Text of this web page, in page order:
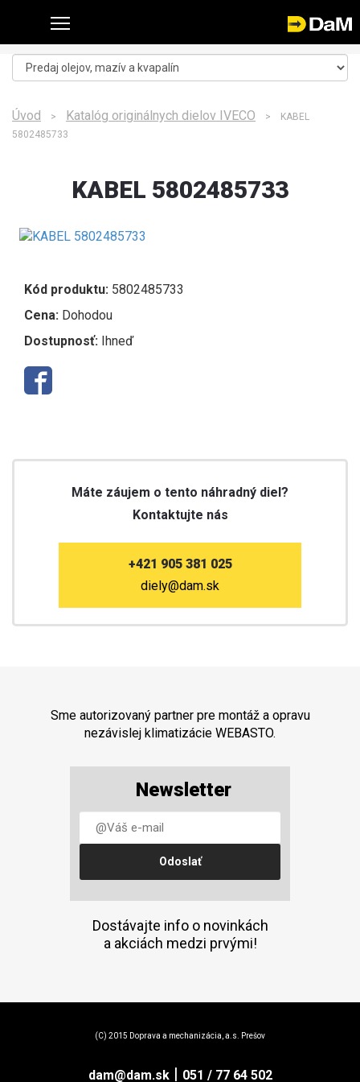
Úvod > Katalóg originálnych dielov IVECO > KABEL
5802485733
KABEL 5802485733
Kód produktu: 5802485733
Cena: Dohodou
Dostupnosť: Ihneď
Máte záujem o tento náhradný diel?
Kontaktujte nás
+421 905 381 025
diely@dam.sk
Sme autorizovaný partner pre montáž a opravu
nezávislej klimatizácie WEBASTO.
Newsletter
Dostávajte info o novinkách
a akciách medzi prvými!
(C) 2015 Doprava a mechanizácia, a.s. Prešov
dam@dam.sk| 051 / 77 64 502